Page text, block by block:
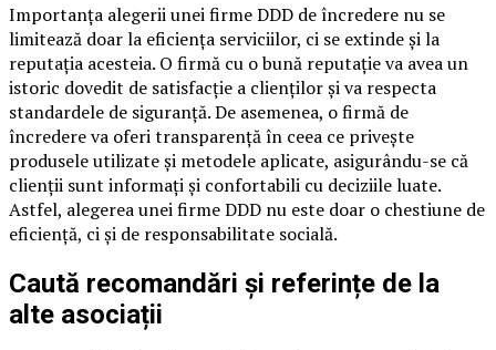
Importanța alegerii unei firme DDD de încredere nu se
limitează doar la eficiența serviciilor, ci se extinde și la
reputația acesteia. O firmă cu o bună reputație va avea un
istoric dovedit de satisfacție a clienților și va respecta
standardele de siguranță. De asemenea, o firmă de
încredere va oferi transparență în ceea ce privește
produsele utilizate și metodele aplicate, asigurându-se că
clienții sunt informați și confortabili cu deciziile luate.
Astfel, alegerea unei firme DDD nu este doar o chestiune de
eficiență, ci și de responsabilitate socială.
Caută recomandări și referințe de la
alte asociații